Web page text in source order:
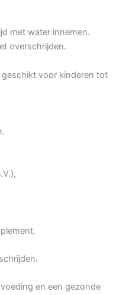
met water innemen.
overschrijden.
voor kinderen tot
en een gezonde